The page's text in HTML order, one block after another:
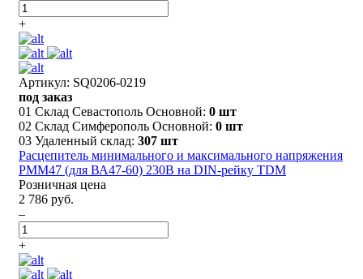
+
Артикул: SQ0206-0219
под заказ
01 Склад Севастополь Основной: 0 шт
02 Склад Симферополь Основной: 0 шт
03 Удаленный склад: 307 шт
Расцепитель минимального и максимального напряжения
РММ47 (для ВА47-60) 230В на DIN-рейку TDM
Розничная цена
2 786 руб.
–
+